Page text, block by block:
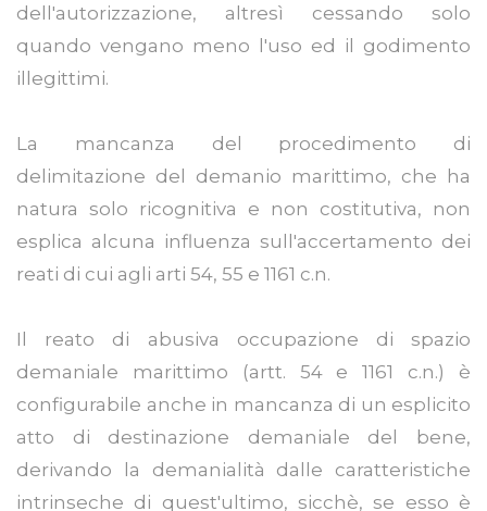
dell'autorizzazione, altresì cessando solo
quando vengano meno l'uso ed il godimento
illegittimi.
La mancanza del procedimento di
delimitazione del demanio marittimo, che ha
natura solo ricognitiva e non costitutiva, non
esplica alcuna influenza sull'accertamento dei
reati di cui agli arti 54, 55 e 1161 c.n.
Il reato di abusiva occupazione di spazio
demaniale marittimo (artt. 54 e 1161 c.n.) è
configurabile anche in mancanza di un esplicito
atto di destinazione demaniale del bene,
derivando la demanialità dalle caratteristiche
intrinseche di quest'ultimo, sicchè, se esso è